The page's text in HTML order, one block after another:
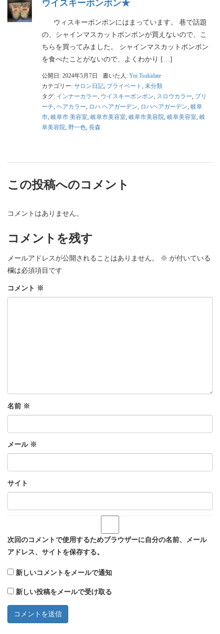
ウイスキーボンボン★
ウィスキーボンボンにはまっています。 巷で話題
の、シャインマスカットボンボンが買えないので、こ
ちらを買ってみました。 シャインマスカットボンボン
を食べたことがないので、よくわかり […]
公開日: 2024年5月7日 書いた人: Yui Tsukidate
カテゴリー: サロン日記, プライベート , 未分類
タグ: インナーカラー, ウイスキーボンボン, スロウカラー, ブリ
ーチ, ヘアカラー, ロハ ヘアガーデン, ロハヘアガーデン, 岐阜
市, 岐阜市 美容室, 岐阜市美容室, 岐阜市美容院, 岐阜美容室, 岐
阜美容院, 野一色, 長森
この投稿へのコメント
コメントはありません。
コメントを残す
メールアドレスが公開されることはありません。 ※ が付いている
欄は必須項目です
コメント ※
名前 ※
メール ※
サイト
次回のコメントで使用するためブラウザーに自分の名前、メール
アドレス、サイトを保存する。
新しいコメントをメールで通知
新しい投稿をメールで受け取る